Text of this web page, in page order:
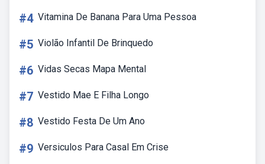
#4 Vitamina De Banana Para Uma Pessoa
#5 Violão Infantil De Brinquedo
#6 Vidas Secas Mapa Mental
#7 Vestido Mae E Filha Longo
#8 Vestido Festa De Um Ano
#9 Versiculos Para Casal Em Crise